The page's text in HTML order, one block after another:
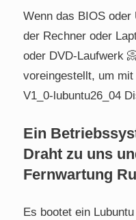
Wenn das BIOS
der Rechner oder
oder DVD-Laufwerk
voreingestellt, um
V1_0-lubuntu26_04
Ein
Draht zu uns
Fernwartung
Es bootet ein